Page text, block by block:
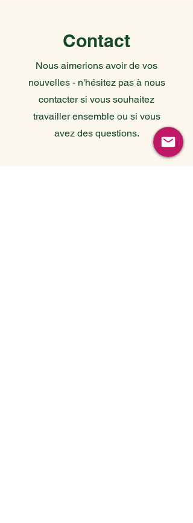
Contact
Nous aimerions avoir de vos
nouvelles - n'hésitez pas à nous
contacter si vous souhaitez
travailler ensemble ou si vous
avez des questions.